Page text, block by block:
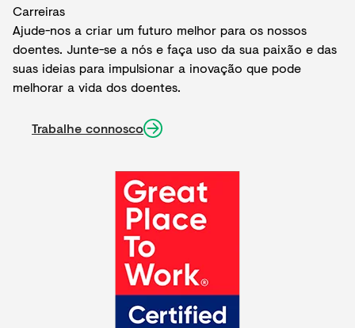
Carreiras
Ajude-nos a criar um futuro melhor para os nossos
doentes. Junte-se a nós e faça uso da sua paixão e das
suas ideias para impulsionar a inovação que pode
melhorar a vida dos doentes.
Trabalhe connosco